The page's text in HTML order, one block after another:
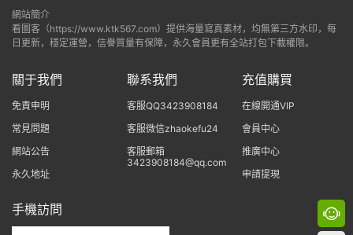
網站簡介
看圖客（https://www.ktk567.com）提供海量寫真素材，均無第三方水印，每
日更新，穩定運營，信譽質量有保障，永久會員更有全站打包下載權限。
關于我們
免責申明
常見問題
網站公告
永久地址
聯系我們
客服QQ3423908184
客服微信zhaokefu24
客服郵箱
3423908184@qq.com
充值購買
在線開通VIP
會員中心
推廣中心
申請提現
手機訪問